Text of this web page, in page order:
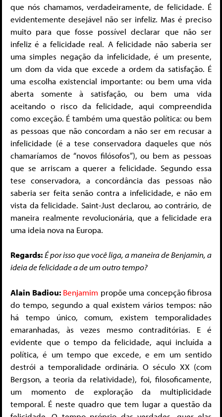
que nós chamamos, verdadeiramente, de felicidade. É
evidentemente desejável não ser infeliz. Mas é preciso
muito para que fosse possível declarar que não ser
infeliz é a felicidade real. A felicidade não saberia ser
uma simples negação da infelicidade, é um presente,
um dom da vida que excede a ordem da satisfação. É
uma escolha existencial importante: ou bem uma vida
aberta somente à satisfação, ou bem uma vida
aceitando o risco da felicidade, aqui compreendida
como exceção. É também uma questão política: ou bem
as pessoas que não concordam a não ser em recusar a
infelicidade (é a tese conservadora daqueles que nós
chamaríamos de “novos filósofos”), ou bem as pessoas
que se arriscam a querer a felicidade. Segundo essa
tese conservadora, a concordância das pessoas não
saberia ser feita senão contra a infelicidade, e não em
vista da felicidade. Saint-Just declarou, ao contrário, de
maneira realmente revolucionária, que a felicidade era
uma ideia nova na Europa.
Regards:É por isso que você liga, a maneira de Benjamin, a
ideia de felicidade a de um outro tempo?
Alain Badiou: Benjamim propõe uma concepção fibrosa
do tempo, segundo a qual existem vários tempos: não
há tempo único, comum, existem temporalidades
emaranhadas, às vezes mesmo contraditórias. E é
evidente que o tempo da felicidade, aqui incluída a
política, é um tempo que excede, e em um sentido
destrói a temporalidade ordinária. O século XX (com
Bergson, a teoria da relatividade), foi, filosoficamente,
um momento de exploração da multiplicidade
temporal. É neste quadro que tem lugar a questão da